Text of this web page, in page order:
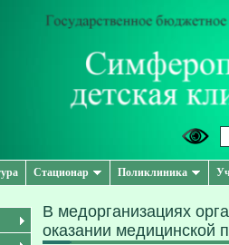
Стационар Поликлиника
В медорганизациях
оказании медицинской